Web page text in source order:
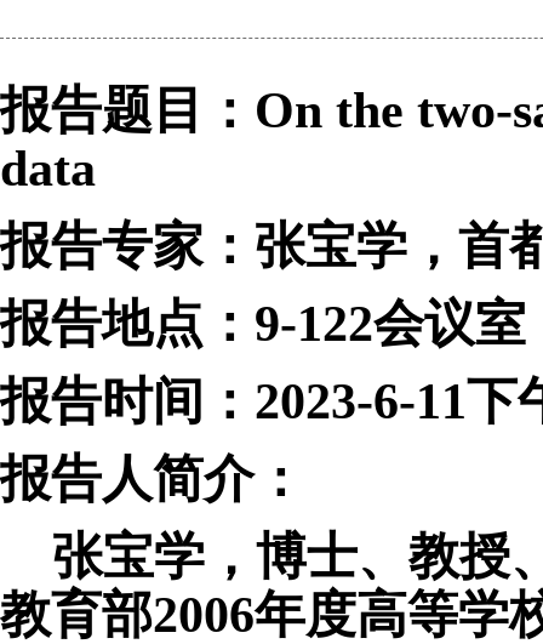
报告题目： On the two-
data
报告专家：张宝学，首
报告地点： 9-122会议室
报告时间： 2023-6-11下
报告人简介：
张宝学，博士、教授
教育部2006年度高等学